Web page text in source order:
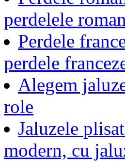
perdelele
Perdele
perdele
Alegem
role
Jaluzele
modern, cu